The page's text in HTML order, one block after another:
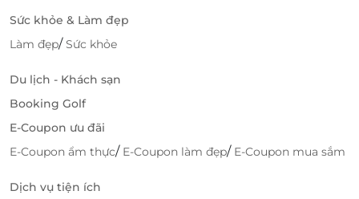
quên. Hãy cùng người thân, bạn bè lưu lại khoảnh
khắc tuyệt đẹp từ không gian “nóc nhà thành phố”!
Sức khỏe & Làm đẹp
Làm đẹp/Sức khỏe
Du lịch - Khách sạn
Booking Golf
E-Coupon ưu đãi
E-Coupon ẩm thực/ E-Coupon làm đẹp/ E-Coupon mua sắm
Dịch vụ tiện ích